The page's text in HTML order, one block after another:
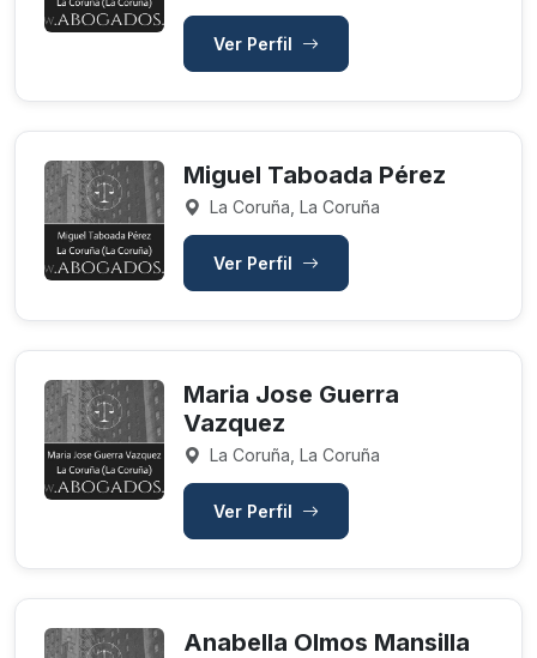
Ver Perfil
Miguel Taboada Pérez
La Coruña, La Coruña
Ver Perfil
Maria Jose Guerra
Vazquez
La Coruña, La Coruña
Ver Perfil
Anabella Olmos Mansilla